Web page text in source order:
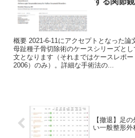
概要 2021-6-11にアクセプトとなった論
母趾種子骨切除術のケースシリーズと
文となります（それまではケースレポー
2006）のみ）。詳細な手術法の...
【撤退】足
い一般整形